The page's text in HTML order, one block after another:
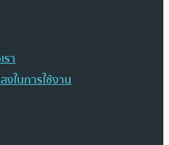
รา
งในการใช้งาน